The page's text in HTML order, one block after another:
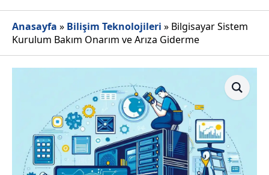
Anasayfa » Bilişim Teknolojileri » Bilgisayar Sistem
Kurulum Bakım Onarım ve Arıza Giderme